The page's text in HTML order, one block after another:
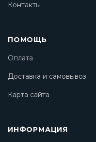
Контакты
ПОМОЩЬ
Оплата
Доставка и самовывоз
Карта сайта
ИНФОРМАЦИЯ